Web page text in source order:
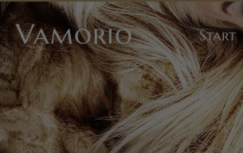
Vamorio Start